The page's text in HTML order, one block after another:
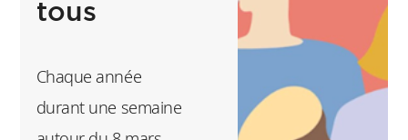
Edouard Philippe, de
chefs d’entreprise
comme Pierre-André
de Chalendar ou
tous
Chaque année
durant une semaine